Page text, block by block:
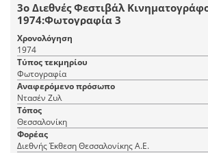
3ο Διεθνές Φεστιβάλ
1974:Φωτογραφία 3
Χρονολόγηση
1974
Τύπος τεκμηρίου
Φωτογραφία
Αναφερόμενο πρόσωπο
Ντασέν Ζυλ
Τόπος
Θεσσαλονίκη
Φορέας
Διεθνής Έκθεση Θεσσαλονίκης Α.Ε.